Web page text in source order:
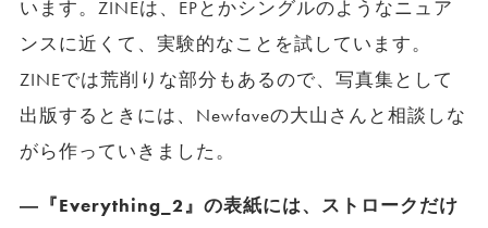
います。ZINEは、EPとかシングルのようなニュア
ンスに近くて、実験的なことを試しています。
ZINEでは荒削りな部分もあるので、写真集として
出版するときには、Newfaveの大山さんと相談しな
がら作っていきました。
―『Everything_2』の表紙には、ストロークだけ